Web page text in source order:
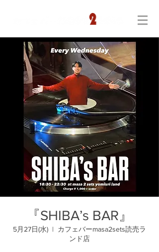
『SHIBA’s BAR』
5月27日(水)
  |
カフェバーmasa2sets読売ラ
ンド店